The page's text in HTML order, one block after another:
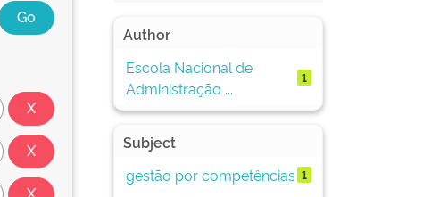
Author
Escola Nacional de
Administração ...
1
Subject
gestão por competências 1